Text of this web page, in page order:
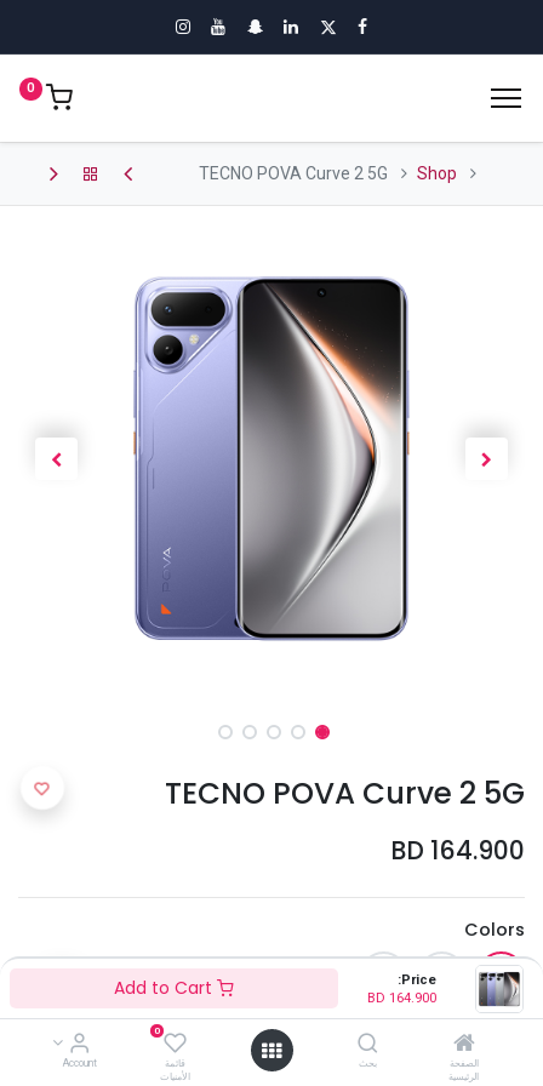
Price:
BD 164.900
الصفحة
الرئيسية
بحث
0
قائمة
الأمنيات
Account
0
Shop
TECNO POVA Curve 2 5G
TECNO POVA Curve 2 5G
BD 164.900
Colors